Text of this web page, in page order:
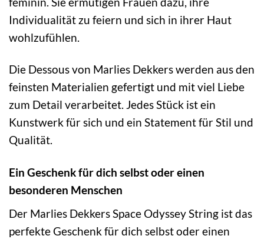
Individualität zu feiern und sich in ihrer Haut
wohlzufühlen.
Die Dessous von Marlies Dekkers werden aus den
feinsten Materialien gefertigt und mit viel Liebe
zum Detail verarbeitet. Jedes Stück ist ein
Kunstwerk für sich und ein Statement für Stil und
Qualität.
Ein Geschenk für dich selbst oder einen
besonderen Menschen
Der Marlies Dekkers Space Odyssey String ist das
perfekte Geschenk für dich selbst oder einen